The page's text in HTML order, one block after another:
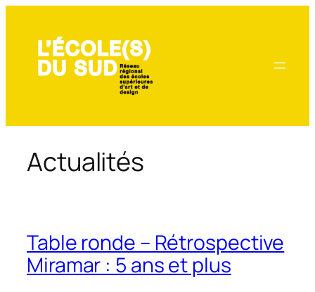
contenu
Actualités
Table ronde – Rétrospective
Miramar : 5 ans et plus